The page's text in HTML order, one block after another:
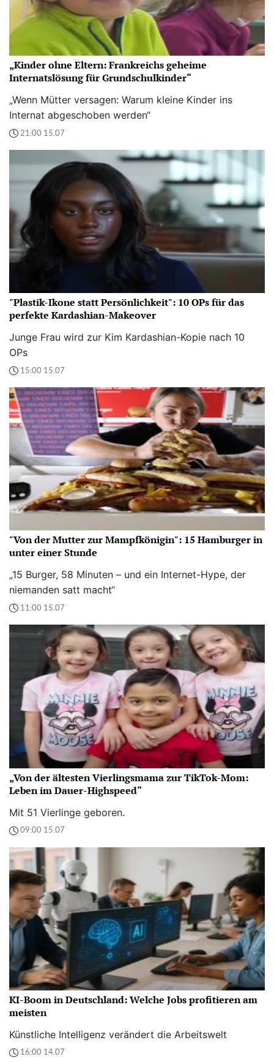
„Kinder ohne Eltern: Frankreichs geheime
Internatslösung für Grundschulkinder“
„Wenn Mütter versagen: Warum kleine Kinder ins
Internat abgeschoben werden“
21:00 15.07
"Plastik-Ikone statt Persönlichkeit": 10 OPs für das
perfekte Kardashian-Makeover
Junge Frau wird zur Kim Kardashian-Kopie nach 10
OPs
15:00 15.07
"Von der Mutter zur Mampfkönigin": 15 Hamburger in
unter einer Stunde
„15 Burger, 58 Minuten – und ein Internet-Hype, der
niemanden satt macht“
11:00 15.07
„Von der ältesten Vierlingsmama zur TikTok-Mom:
Leben im Dauer-Highspeed“
Mit 51 Vierlinge geboren.
09:00 15.07
KI-Boom in Deutschland: Welche Jobs profitieren am
meisten
Künstliche Intelligenz verändert die Arbeitswelt
16:00 14.07